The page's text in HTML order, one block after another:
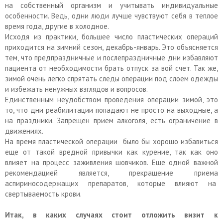
на собственный организм и учитывать индивидуальные
особенности. Ведь, одни люди лучше чувствуют себя в теплое
время года, другие в холодное.
Исходя из практики, большее число пластических операций
приходится на зимний сезон, декабрь-январь. Это объясняется
тем, что предпраздничные и послепраздничные дни избавляют
пациента от необходимости брать отпуск за вой счет. Так же,
зимой очень легко спрятать следы операции под слоем одежды
и избежать ненужных взглядов и вопросов.
Единственным неудобством проведения операции зимой, это
то, что дни реабилитации попадают не просто на выходные, а
на праздники. Запрещен прием алкоголя, есть ограничение в
движениях.
На время пластической операции было бы хорошо избавиться
еще от такой вредной привычки как курение, так как оно
влияет на процесс заживления шовчиков. Еще одной важной
рекомендацией является, прекращение приема
аспириносодержащих препаратов, которые влияют на
свертываемость крови.
Итак, в каких случаях стоит отложить визит к